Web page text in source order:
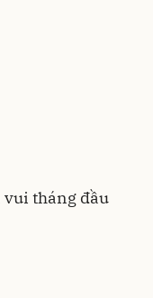
tháng đầu